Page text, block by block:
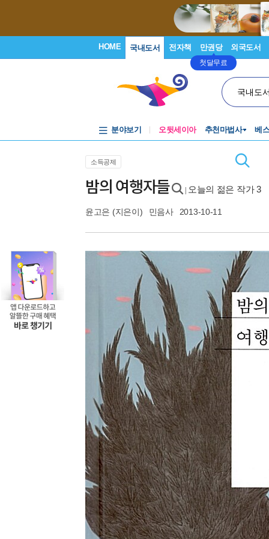
HOME 국내도서 전자책 만권당
첫달무료
외국도서
국내도
분야보기 오뒷세이아 추천마법사 베
소득공제
밤의 여행자들 오늘의 젊은 작가 3
윤고은 (지은이) 민음사 2013-10-11